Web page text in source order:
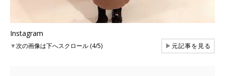
Instagram
▼次の画像は下へスクロール (4/5) ▶元記事を見る